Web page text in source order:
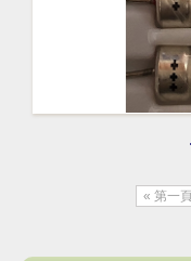
« 第一頁